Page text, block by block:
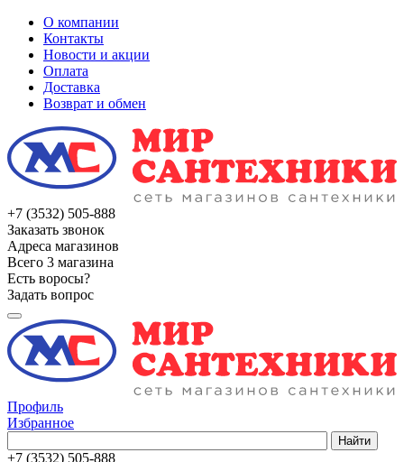
О компании
Контакты
Новости и акции
Оплата
Доставка
Возврат и обмен
+7 (3532) 505-888
Заказать звонок
Адреса магазинов
Всего 3 магазина
Есть воросы?
Задать вопрос
Профиль
Избранное
Найти
+7 (3532) 505-888